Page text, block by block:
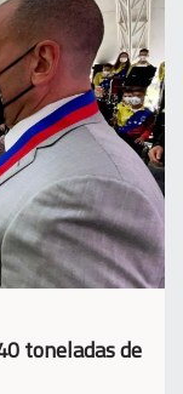
toneladas de